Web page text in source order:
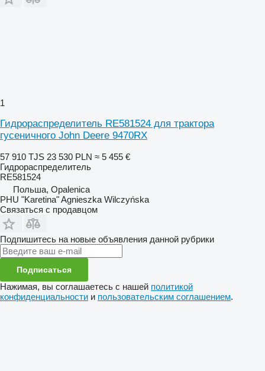
1
Гидрораспределитель RE581524 для трактора
гусеничного John Deere 9470RX
57 910 TJS 23 530 PLN ≈ 5 455 €
Гидрораспределитель
RE581524
Польша, Opalenica
PHU "Karetina" Agnieszka Wilczyńska
Связаться с продавцом
Подпишитесь на новые объявления данной рубрики
Подписаться
Нажимая, вы соглашаетесь с нашей политикой
конфиденциальности и пользовательским соглашением.